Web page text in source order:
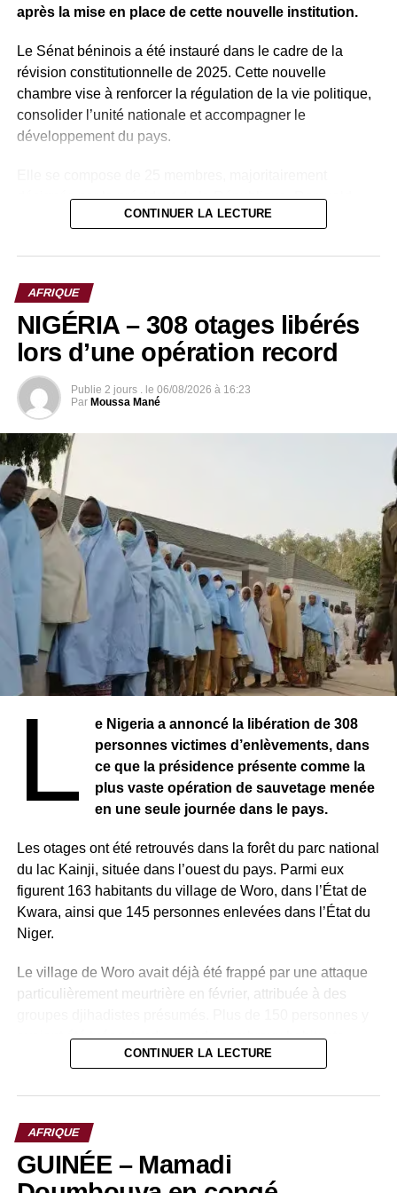
RELATED TOPICS:
TOGO : Les manifestations de l’opposition
sont encore sorties massivement.
SENEGAL : Le pays en attente d’un nouveau
gouvernement.
après la mise en place de cette nouvelle institution.
Le Sénat béninois a été instauré dans le cadre de la
révision constitutionnelle de 2025. Cette nouvelle
chambre vise à renforcer la régulation de la vie politique,
consolider l’unité nationale et accompagner le
développement du pays.
désignés par le président de la République, Romuald
Wadagni, auxquels s’ajoutent des membres de droit.
Parmi ces membres de droit figurent plusieurs anciens
1996), aujourd’hui âgé de 91 ans, ainsi que Thomas Boni
Yayi (2006-2016).
Patrice Talon, qui a dirigé le pays de 2016 à 2026, rejoint
ainsi cette assemblée avant d’en prendre la présidence,
marquant un retour rapide aux responsabilités
institutionnelles.
Cette élection intervient dans un contexte de
recomposition institutionnelle au Bénin. Avec la création
du Sénat, les autorités entendent instaurer un nouvel
équilibre des pouvoirs et renforcer les mécanismes de
gouvernance.
CONTINUER LA LECTURE
AFRIQUE
NIGÉRIA – 308 otages libérés
lors d’une opération record
Publie 2 jours . le 06/08/2026 à 16:23
Par Moussa Mané
L
e Nigeria a annoncé la libération de 308
personnes victimes d’enlèvements, dans
ce que la présidence présente comme la
plus vaste opération de sauvetage menée
en une seule journée dans le pays.
Les otages ont été retrouvés dans la forêt du parc national
du lac Kainji, située dans l’ouest du pays. Parmi eux
figurent 163 habitants du village de Woro, dans l’État de
Kwara, ainsi que 145 personnes enlevées dans l’État du
Niger.
Le village de Woro avait déjà été frappé par une attaque
particulièrement meurtrière en février, attribuée à des
avaient été tuées, tandis que de nombreux habitants
avaient été enlevés.
Pour mener à bien cette opération, les autorités
police, les services de renseignement ainsi que le Centre
national de lutte contre le terrorisme. Cette coordination a
permis de localiser et de libérer les otages dans une zone
CONTINUER LA LECTURE
AFRIQUE
GUINÉE – Mamadi